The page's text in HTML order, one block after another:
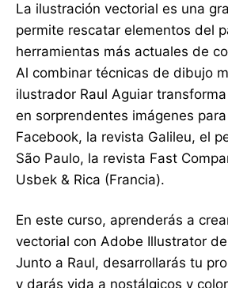
La ilustración vectorial es una
permite rescatar elementos del
herramientas más actuales de
Al combinar técnicas de dibujo
ilustrador Raul Aguiar
en sorprendentes imágenes
Facebook, la revista Galileu, el
São Paulo, la revista Fast
Usbek & Rica (Francia).
En este curso, aprenderás a
vectorial con Adobe Illustrator
Junto a Raul, desarrollarás tu
y darás vida a nostálgicos y